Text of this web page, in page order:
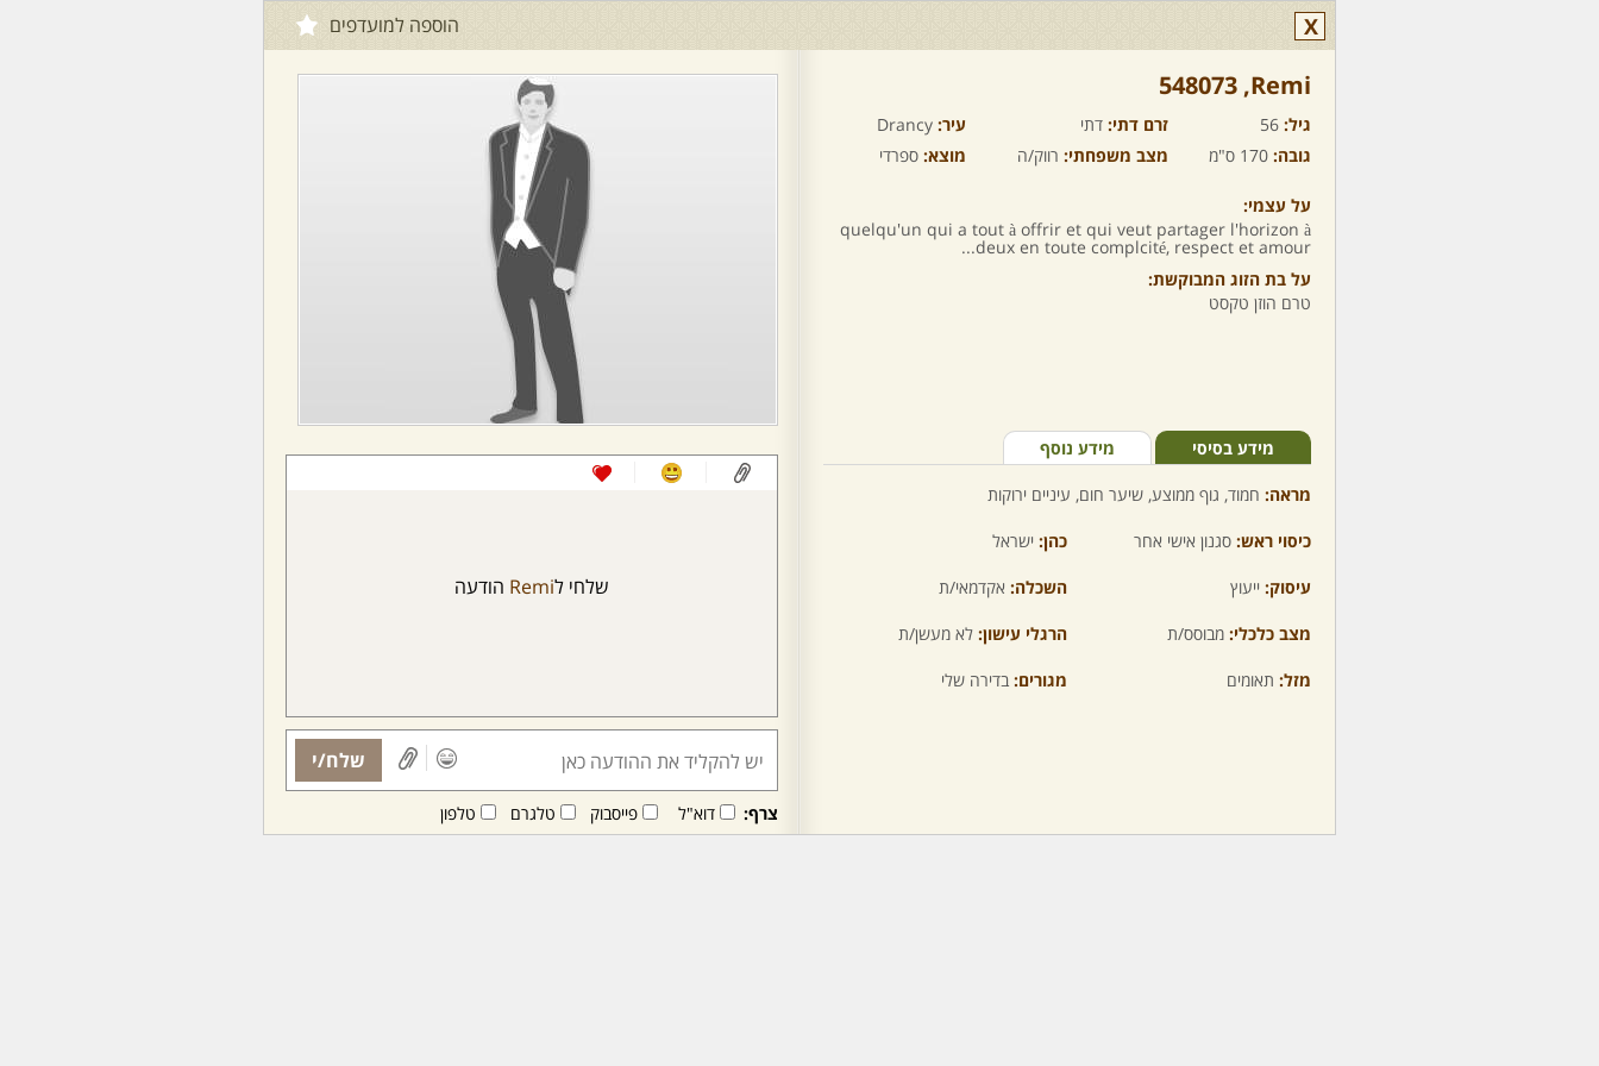
X הוספה למועדפים
Remi,‏ 548073
גיל: 56 זרם דתי: דתי עיר: Drancy
גובה: 170 ס"מ מצב משפחתי: רווק/ה מוצא: ספרדי
על עצמי:
quelqu'un qui a tout à offrir et qui veut partager l'horizon à
deux en toute complcité, respect et amour...
על בת הזוג המבוקשת:
טרם הוזן טקסט
מידע בסיסי מידע נוסף
מראה: חמוד, גוף ממוצע, שיער חום, עיניים ירוקות
כיסוי ראש: סגנון אישי אחר כהן: ישראל
עיסוק: ייעוץ השכלה: אקדמאי/ת
מצב כלכלי: מבוסס/ת הרגלי עישון: לא מעשן/ת
מזל: תאומים מגורים: בדירה שלי
שלחי לRemi הודעה
שלח/י
צרף: דוא"ל פייסבוק טלגרם טלפון